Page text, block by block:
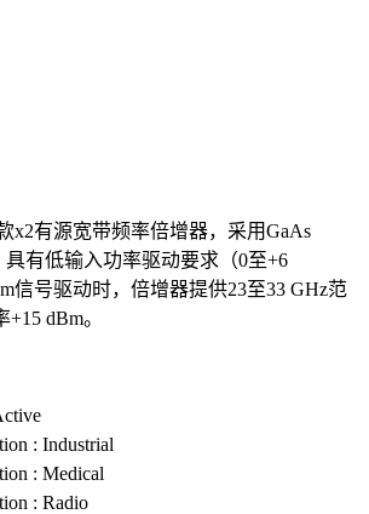
x2有源宽带频率倍增器，采用GaAs
有低输入功率驱动要求（0至+6
信号驱动时，倍增器提供23至33 GHz范
dBm。
: Industrial
: Medical
: Radio